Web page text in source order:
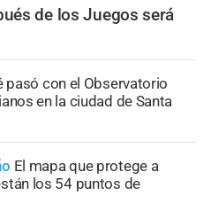
de los Juegos será
pasó con el Observatorio
en la ciudad de Santa
El mapa que protege a
los 54 puntos de